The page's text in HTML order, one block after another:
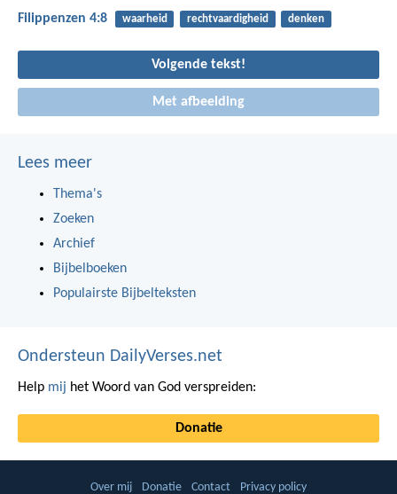
Filippenzen 4:8 waarheid rechtvaardigheid denken
Volgende tekst!
Met afbeelding
Lees meer
Thema's
Zoeken
Archief
Bijbelboeken
Populairste Bijbelteksten
Ondersteun DailyVerses.net
Help mij het Woord van God verspreiden:
Donatie
Over mij Donatie Contact Privacy policy